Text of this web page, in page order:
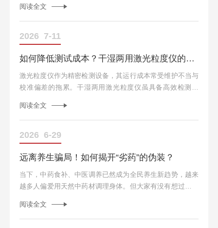
堆砌晦涩的公式，结合三峡库区的真实科研案例，带你从原
理到实操，彻底看懂激光粒度仪。01原理篇：一束光的“旅
行”想象一下，当你用手电筒照射一杯泥水，光线穿透时会
发生散射。激光粒度仪正是利用了这一物理现象：小颗粒-
对大角度散射光贡献大大颗粒-对小角度散射光贡献大仪器
阅读全文
2026 7-11
如何降低测试成本？干湿两用激光粒度仪的维护与校准攻略
激光粒度仪作为精密检测设备，其运行成本常受维护不当与
校准偏差的拖累。干湿两用激光粒度仪虽具备高效检测能
加速，甚至引发高昂的维修费用。本文从实操层面提供降本
攻略，助力设备长效稳定运行。一、日常维护：预防性管理
的核心1.光学系统防护每日测试后清洁检测窗口与透镜，避
免残留样品污染光学路径。定期检查激光器功率，若衰减
大，需联系厂家调试。2.分散模块保养干法模块：清理进样
阅读全文
2026 6-29
远离养生骗局！如何揭开“劣药”的伪装？
当下，中药食补、中医调养已然成为全民养生新趋势，越来
越多人偏爱用天然中药材调理身体。但大家有没有想过：你
层出不穷：天价天山雪莲延寿膏、动辄4000元的所谓私人定
制药方、号称能抗癌的专属中药套餐，更有不少无良商家在
阅读全文